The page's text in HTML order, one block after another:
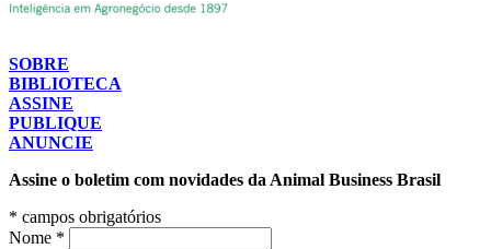
SOBRE
BIBLIOTECA
ASSINE
PUBLIQUE
ANUNCIE
Assine o boletim com novidades da Animal Business Brasil
* campos obrigatórios
Nome *